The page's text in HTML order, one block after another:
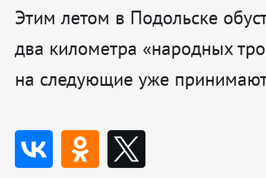
Этим летом в Подольске
два километра «народных
на следующие уже